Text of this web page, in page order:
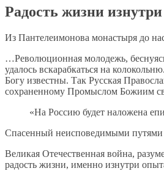
Радость жизни
Из Пантелеимонова монастыря до
…Революционная молодежь,
удалось вскарабкаться на
Богу известны. Так Русская
сохраненному Промыслом Божиим
«На Россию будет наложена
Спасенный неисповедимыми путями
Великая Отечественная война,
радость жизни, именно изнутри